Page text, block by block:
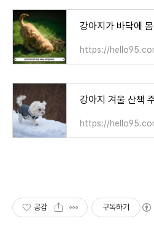
강아지가 바닥에
https://
강아지 겨울 산책
https://
공감 구독하기